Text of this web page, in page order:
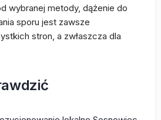
wybranej metody, dążenie do
sporu jest zawsze
stron, a zwłaszcza dla